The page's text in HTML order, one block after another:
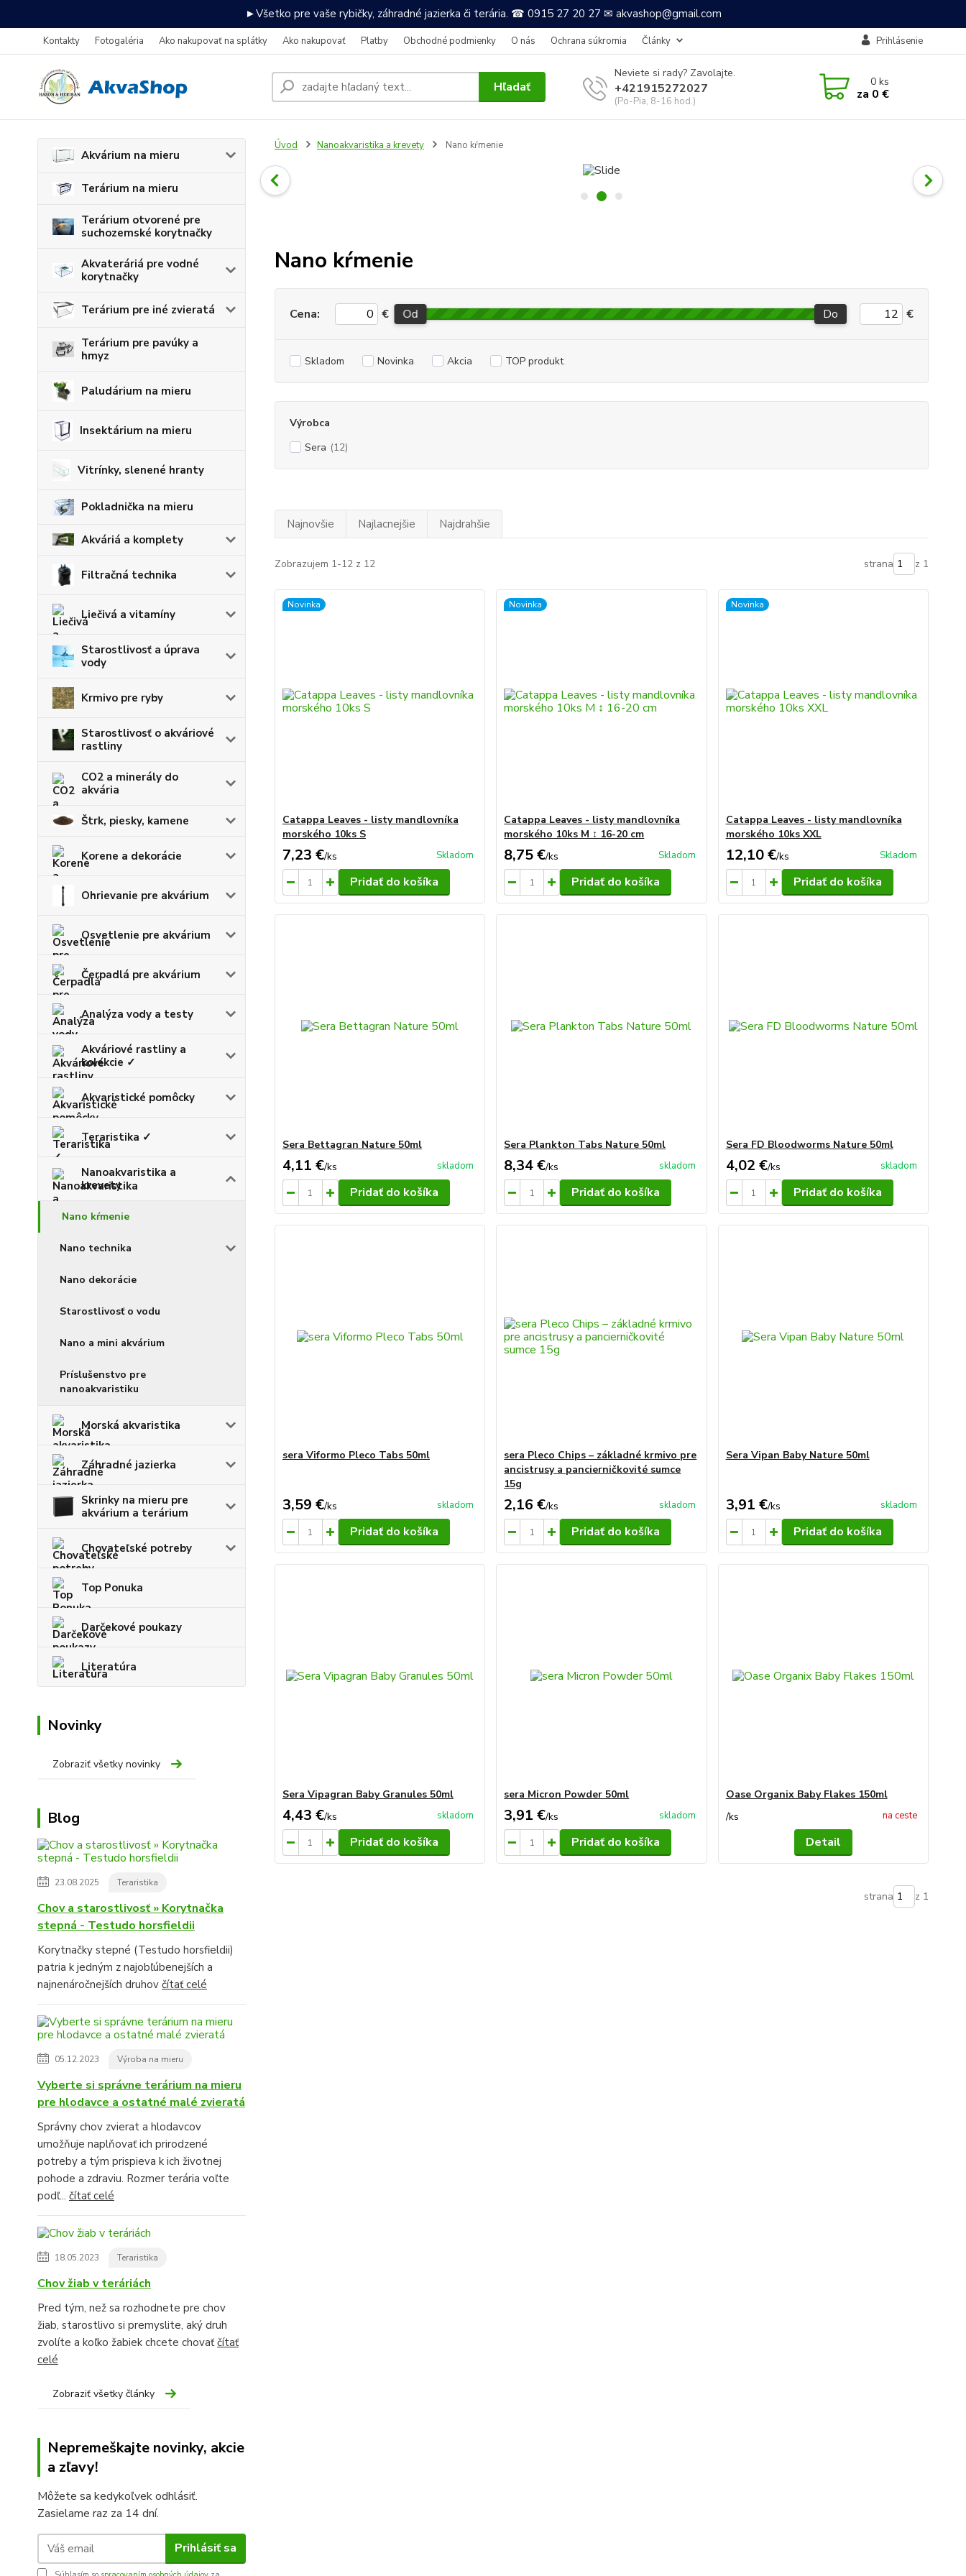
►Všetko pre vaše rybičky, záhradné jazierka či terária. ☎ 0915 27 20 27 ✉ akvashop@gmail.com
Kontakty Fotogaléria Ako nakupovať na splátky Ako nakupovať Platby Obchodné podmienky O nás Ochrana súkromia Články Prihlásenie
Hľadať
Neviete si rady? Zavolajte.
+421915272027
(Po-Pia, 8-16 hod.)
0ks
za 0 €
Akvárium na mieru
Terárium na mieru
Terárium otvorené pre
suchozemské korytnačky
Akvateráriá pre vodné
korytnačky
Terárium pre iné zvieratá
Terárium pre pavúky a
hmyz
Paludárium na mieru
Insektárium na mieru
Vitrínky, slenené hranty
Pokladnička na mieru
Akváriá a komplety
Filtračná technika
Liečivá a vitamíny
Starostlivosť a úprava
vody
Krmivo pre ryby
Starostlivosť o akváriové
rastliny
CO2 a minerály do
akvária
Štrk, piesky, kamene
Korene a dekorácie
Ohrievanie pre akvárium
Osvetlenie pre akvárium
Čerpadlá pre akvárium
Analýza vody a testy
Akváriové rastliny a
kolekcie ✓
Akvaristické pomôcky
Teraristika ✓
Nanoakvaristika a
krevety
Nano kŕmenie
Nano technika
Nano dekorácie
Starostlivosť o vodu
Nano a mini akvárium
Príslušenstvo pre
nanoakvaristiku
Morská akvaristika
Záhradné jazierka
Skrinky na mieru pre
akvárium a terárium
Chovateľské potreby
Top Ponuka
Darčekové poukazy
Literatúra
Novinky
Zobraziť všetky novinky
Blog
23.08.2025 Teraristika
Chov a starostlivosť » Korytnačka
stepná - Testudo horsfieldii
Korytnačky stepné (Testudo horsfieldii)
patria k jedným z najobľúbenejších a
najnenáročnejších druhov čítať celé
05.12.2023 Výroba na mieru
Vyberte si správne terárium na mieru
pre hlodavce a ostatné malé zvieratá
Správny chov zvierat a hlodavcov
umožňuje naplňovať ich prirodzené
potreby a tým prispieva k ich životnej
pohode a zdraviu. Rozmer terária voľte
podľ... čítať celé
18.05.2023 Teraristika
Chov žiab v teráriách
Pred tým, než sa rozhodnete pre chov
žiab, starostlivo si premyslite, aký druh
zvolíte a koľko žabiek chcete chovaťčítať
celé
Zobraziť všetky články
Nepremeškajte novinky, akcie
a zľavy!
Môžete sa kedykoľvek odhlásiť.
Zasielame raz za 14 dní.
Prihlásiť sa
Úvod Nanoakvaristika a krevety Nano kŕmenie
Nano kŕmenie
Cena: € Od Do €
Skladom Novinka Akcia TOP produkt
Výrobca
Sera (12)
Najnovšie Najlacnejšie Najdrahšie
Zobrazujem 1-12 z 12 strana z 1
Novinka
Catappa Leaves - listy mandlovníka
morského 10ks S
7,23 €/ks Skladom
Pridať do košíka
Novinka
Catappa Leaves - listy mandlovníka
morského 10ks M ↕ 16-20 cm
8,75 €/ks Skladom
Pridať do košíka
Novinka
Catappa Leaves - listy mandlovníka
morského 10ks XXL
12,10 €/ks Skladom
Pridať do košíka
Sera Bettagran Nature 50ml
4,11 €/ks skladom
Pridať do košíka
Sera Plankton Tabs Nature 50ml
8,34 €/ks skladom
Pridať do košíka
Sera FD Bloodworms Nature 50ml
4,02 €/ks skladom
Pridať do košíka
sera Viformo Pleco Tabs 50ml
3,59 €/ks skladom
Pridať do košíka
sera Pleco Chips – základné krmivo pre
ancistrusy a pancierničkovité sumce
15g
2,16 €/ks skladom
Pridať do košíka
Sera Vipan Baby Nature 50ml
3,91 €/ks skladom
Pridať do košíka
Sera Vipagran Baby Granules 50ml
4,43 €/ks skladom
Pridať do košíka
sera Micron Powder 50ml
3,91 €/ks skladom
Pridať do košíka
Oase Organix Baby Flakes 150ml
/ks na ceste
Detail
strana z 1